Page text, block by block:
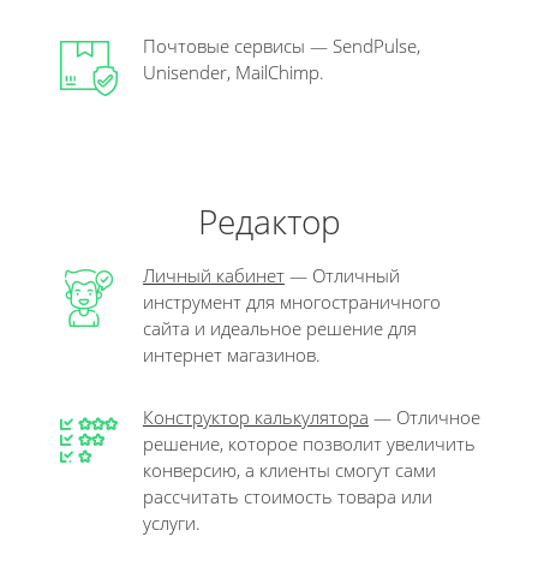
Почтовые сервисы — SendPulse,
Unisender, MailChimp.
Редактор
Личный кабинет — Отличный
инструмент для многостраничного
сайта и идеальное решение для
интернет магазинов.
Конструктор калькулятора — Отличное
решение, которое позволит увеличить
конверсию, а клиенты смогут сами
рассчитать стоимость товара или
услуги.